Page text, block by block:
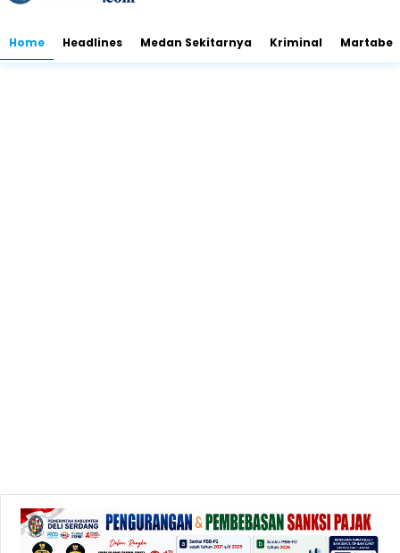
Home Headlines Medan Sekitarnya Kriminal Martabe